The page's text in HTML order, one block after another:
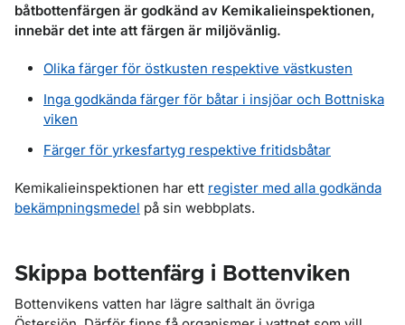
båtbottenfärgen är godkänd av Kemikalieinspektionen,
innebär det inte att färgen är miljövänlig.
Olika färger för östkusten respektive västkusten
Inga godkända färger för båtar i insjöar och Bottniska
viken
Färger för yrkesfartyg respektive fritidsbåtar
Kemikalieinspektionen har ett register med alla godkända
bekämpningsmedel på sin webbplats.
Skippa bottenfärg i Bottenviken
Bottenvikens vatten har lägre salthalt än övriga